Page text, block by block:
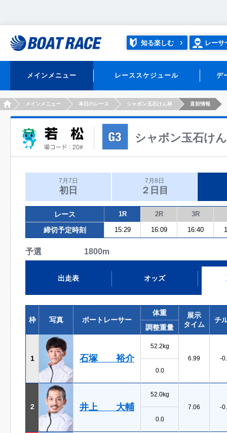
知る楽しむ レーサ
メインメニュー レーススケジュール デ
HOMEメインメニュー 本日のレース シャボン玉石けん杯 直前情報
シャボン玉石け
7月7日
初日
7月8日
２日目
レース 1R 2R 3R
締切予定時刻 15:29 16:09 16:40
予選 1800m
出走表 オッズ
枠 写真 ボートレーサー
体重
展示
タイム
チ
調整重量
1 石塚 裕介
52.2kg
6.99
-
0.0
2 井上 大輔
52.0kg
7.06
-
0.0